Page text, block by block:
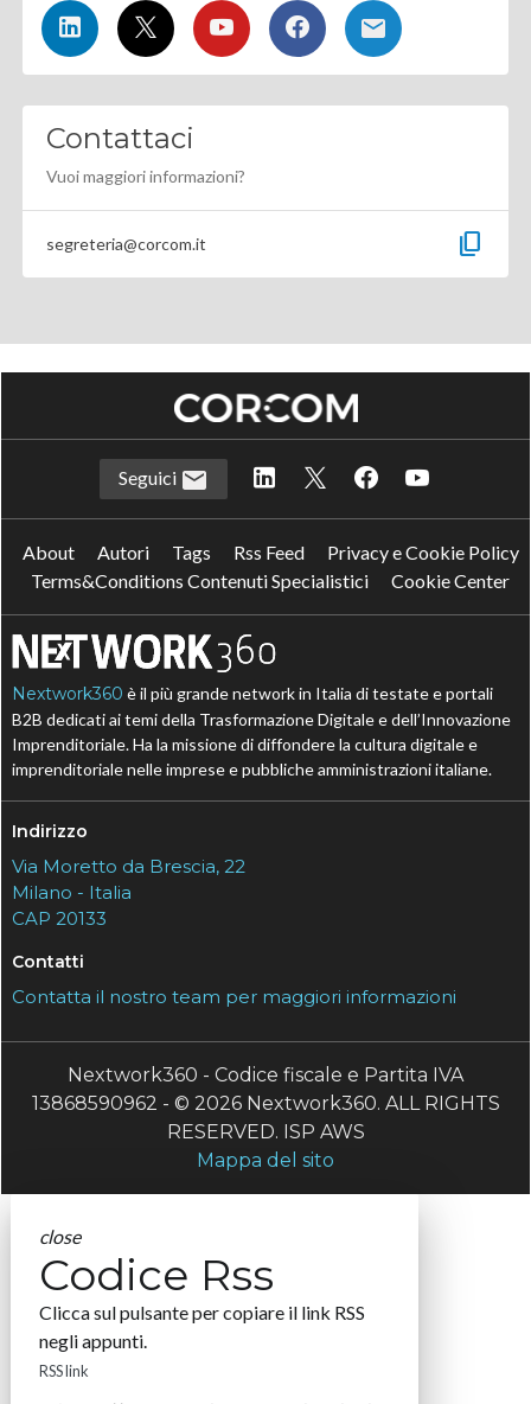
Contattaci
Vuoi maggiori informazioni?
segreteria@corcom.it content_copy
Seguici
About Autori Tags Rss Feed
Privacy e Cookie Policy
Terms&Conditions Contenuti Specialistici
Cookie Center
Nextwork360 è il più grande network in Italia di testate e portali
B2B dedicati ai temi della Trasformazione Digitale e dell’Innovazione
Imprenditoriale. Ha la missione di diffondere la cultura digitale e
imprenditoriale nelle imprese e pubbliche amministrazioni italiane.
Indirizzo
Via Moretto da Brescia, 22
Milano - Italia
CAP 20133
Contatti
Contatta il nostro team per maggiori informazioni
Nextwork360 - Codice fiscale e Partita IVA
13868590962 - © 2026 Nextwork360. ALL RIGHTS
RESERVED. ISP AWS
Mappa del sito
close
Codice Rss
Clicca sul pulsante per copiare il link RSS
negli appunti.
RSS link